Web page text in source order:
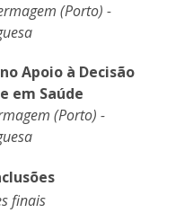
(Porto) -
Apoio à Decisão
em Saúde
(Porto) -
finais